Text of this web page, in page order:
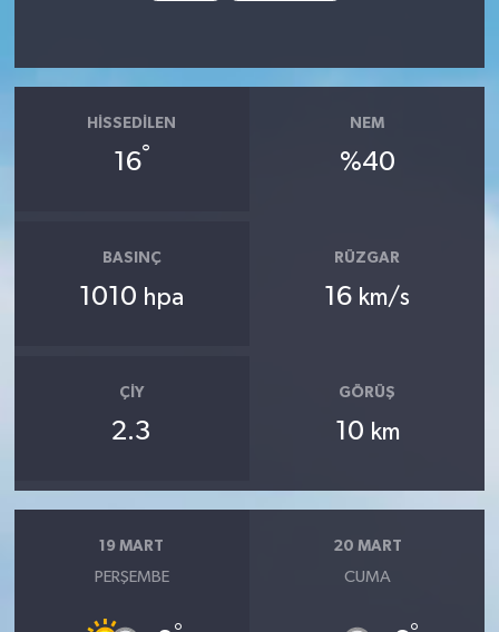
HISSEDILEN
16°
NEM
%40
BASINÇ
1010 hpa
RÜZGAR
16 km/s
ÇIY
2.3
GÖRÜŞ
10 km
19 MART
PERŞEMBE
20 MART
CUMA